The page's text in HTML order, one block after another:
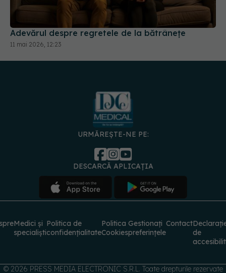
Adevărul despre regretele de la bătrânețe
11 mai 2026, 12:23
URMĂREȘTE-NE PE:
DESCARCĂ APLICAȚIA
Medici și
specialiști
Politica de
confidențialitate
Politica
Cookies
Gestionați
preferințele
Contact
de
© 2026 PRESS MEDIA ELECTRONIC S.R.L. Toate drepturile rezervate